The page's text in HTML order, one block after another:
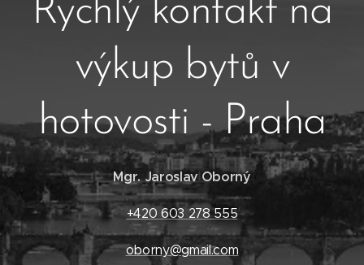
Rychlý kontakt na
výkup bytů v
hotovosti - Praha
Mgr. Jaroslav Oborný
+420 603 278 555
oborny@gmail.com